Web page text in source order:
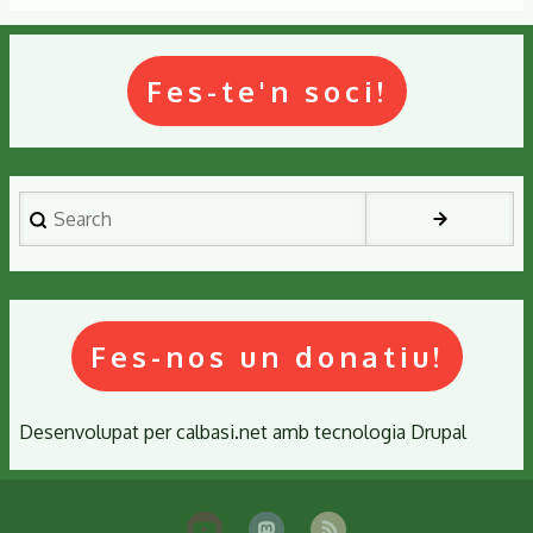
núm.
Fes-te'n soci!
Search
Fes-nos un donatiu!
Desenvolupat percalbasi.net amb tecnologia Drupal